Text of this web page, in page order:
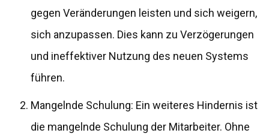
gegen Veränderungen leisten und sich weigern,
sich anzupassen. Dies kann zu Verzögerungen
und ineffektiver Nutzung des neuen Systems
führen.
Mangelnde Schulung: Ein weiteres Hindernis ist
die mangelnde Schulung der Mitarbeiter. Ohne